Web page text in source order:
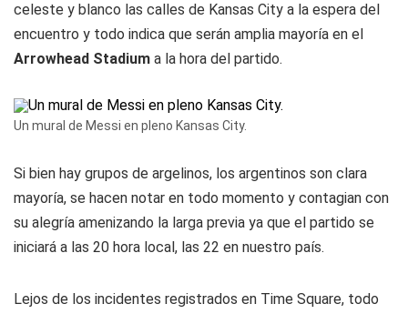
celeste y blanco las calles de Kansas City a la espera del
encuentro y todo indica que serán amplia mayoría en el
Arrowhead Stadium a la hora del partido.
Un mural de Messi en pleno Kansas City.
Si bien hay grupos de argelinos, los argentinos son clara
mayoría, se hacen notar en todo momento y contagian con
su alegría amenizando la larga previa ya que el partido se
iniciará a las 20 hora local, las 22 en nuestro país.
Lejos de los incidentes registrados en Time Square, todo